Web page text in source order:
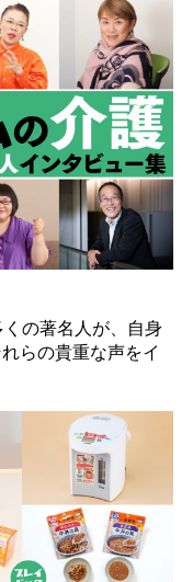
の著名人が、自身
らの貴重な声をイ